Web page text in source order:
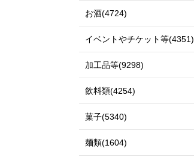
お酒(4724)
イベントやチケット等(4351)
加工品等(9298)
飲料類(4254)
菓子(5340)
麺類(1604)